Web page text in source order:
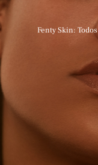
Fenty Skin: